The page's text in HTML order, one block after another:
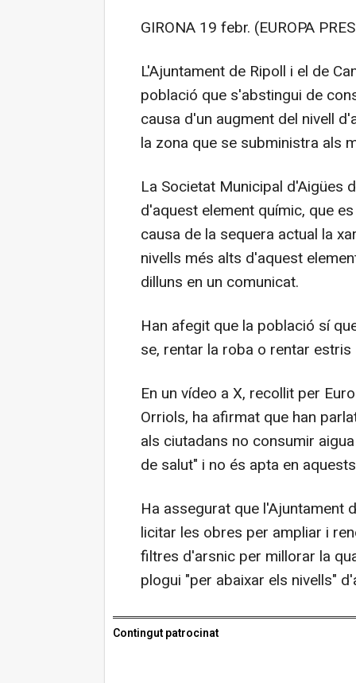
GIRONA 19 febr. (EUROPA
L'Ajuntament de Ripoll i el de
població que s'abstingui de
causa d'un augment del nivell
la zona que se subministra als
La Societat Municipal d'Aigües
d'aquest element químic, que
causa de la sequera actual la
nivells més alts d'aquest
dilluns en un comunicat.
Han afegit que la població sí
se, rentar la roba o rentar
En un vídeo a X, recollit per
Orriols, ha afirmat que han
als ciutadans no consumir
de salut" i no és apta en
Ha assegurat que l'Ajuntament
licitar les obres per ampliar i
filtres d'arsnic per millorar la
plogui "per abaixar els nivells"
Contingut patrocinat